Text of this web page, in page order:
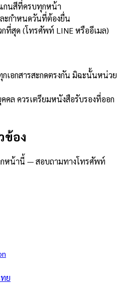
กนสีที่ครบทุกหน้า
ะกำหนดวันที่ต้องยื่น
ที่สุด (โทรศัพท์ LINE หรืออีเมล)
เอกสารสะกดตรงกัน มิฉะนั้นหน่วย
คล ควรเตรียมหนังสือรับรองที่ออก
ข้อง
หน้านี้ — สอบถามทางโทรศัพท์
ย